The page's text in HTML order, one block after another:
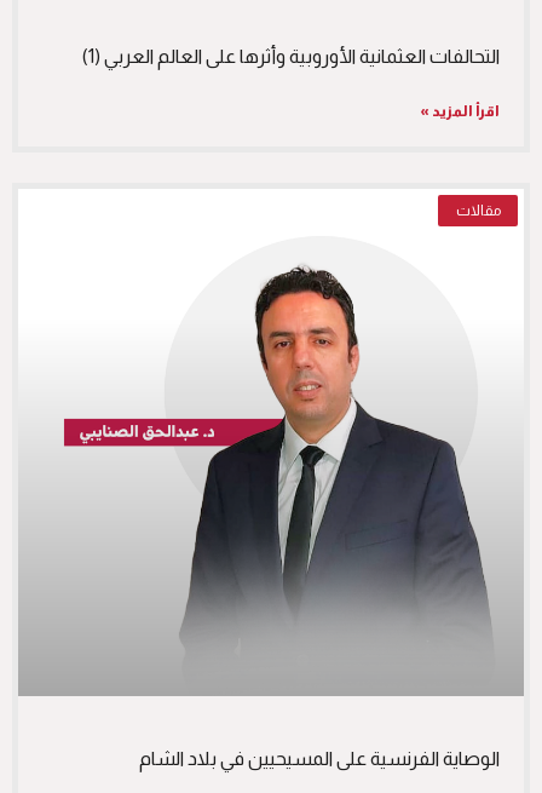
التحالفات العثمانية الأوروبية وأثرها على العالم العربي (1)
اقرأ المزيد »
مقالات
الوصاية الفرنسية على المسيحيين في بلاد الشام